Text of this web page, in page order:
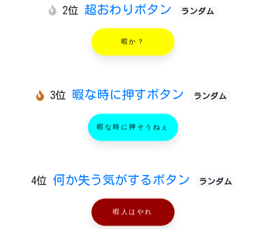
2位 超おわりボタン ランダム
暇か？
3位 暇な時に押すボタン ランダム
暇な時に押そうねぇ
4位 何か失う気がするボタン ランダム
暇人はやれ